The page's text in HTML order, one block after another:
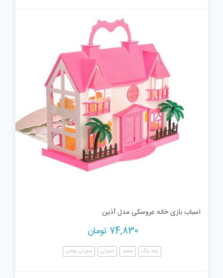
اسباب بازی خانه عروسکی مدل آذین
74,830 تومان
چند رنگ سفید صورتی صورتی روشن